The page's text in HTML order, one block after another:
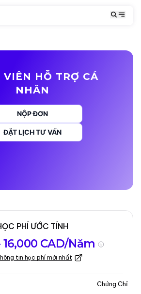
VIÊN HỖ TRỢ CÁ
NHÂN
NỘP ĐƠN
ĐẶT LỊCH TƯ VẤN
Học
Kỳ nhập học
04-02-2026
về chương trình
PHÍ ƯỚC TÍNH
16,000 CAD/Năm
tin học phí mới nhất
Chứng Chỉ